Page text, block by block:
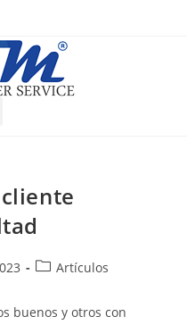
Artículos
buenos y otros con